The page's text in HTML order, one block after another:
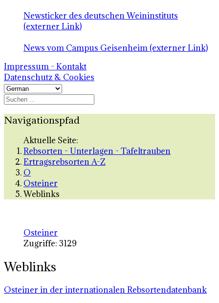
Newsticker des deutschen Weininstituts
(externer Link)
News vom Campus Geisenheim (externer Link)
Impressum - Kontakt
Datenschutz & Cookies
Navigationspfad
Aktuelle Seite:
Rebsorten - Unterlagen - Tafeltrauben
Ertragsrebsorten A-Z
O
Osteiner
Weblinks
Osteiner
Zugriffe: 3129
Weblinks
Osteiner in der internationalen Rebsortendatenbank